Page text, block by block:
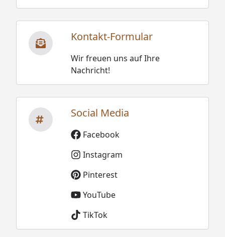
Kontakt-Formular
Wir freuen uns auf Ihre
Nachricht!
Social Media
Facebook
Instagram
Pinterest
YouTube
TikTok